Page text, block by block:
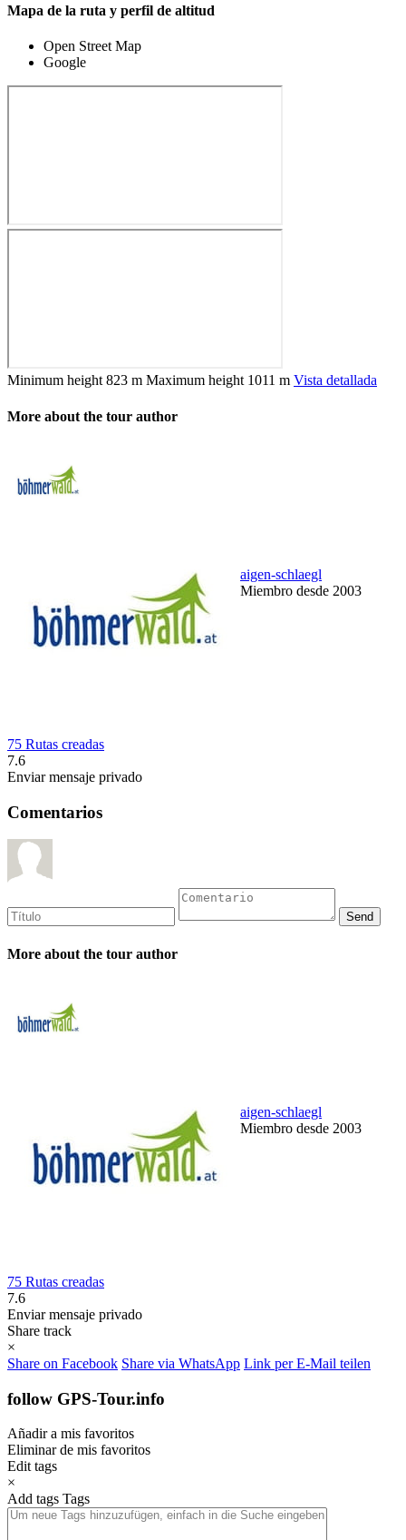
Mapa de la ruta y perfil de altitud
Open Street Map
Google
Minimum height 823 m Maximum height 1011 m Vista detallada
More about the tour author
aigen-schlaegl
Miembro desde 2003
75 Rutas creadas
7.6
Enviar mensaje privado
Comentarios
More about the tour author
aigen-schlaegl
Miembro desde 2003
75 Rutas creadas
7.6
Enviar mensaje privado
Share track
×
Share on Facebook Share via WhatsApp Link per E-Mail teilen
follow GPS-Tour.info
Añadir a mis favoritos
Eliminar de mis favoritos
Edit tags
×
Add tags Tags